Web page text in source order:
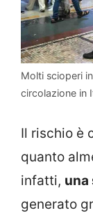
Molti scioperi
circolazione in
Il rischio è
quanto
infatti, una
generato